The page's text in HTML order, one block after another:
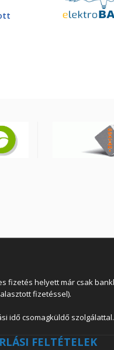
fizetés helyett már csak
fizetéssel).
idő csomagküldő szolgálattal.
FELTÉTELEK